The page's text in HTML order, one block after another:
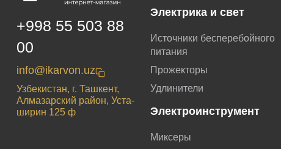
+998 55 503 88
00
info@ikarvon.uz
Узбекистан, г. Ташкент,
Алмазарский район, Уста-
ширин 125 ф
Электрика и свет
Источники бесперебойного
питания
Прожекторы
Удлинители
Электроинструмент
Миксеры